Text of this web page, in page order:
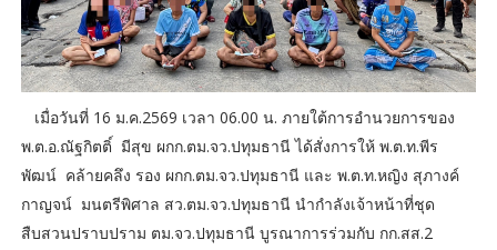
เมื่อวันที่ 16 ม.ค.2569 เวลา 06.00 น. ภายใต้การอำนวยการของ
พ.ต.อ.ณัฐกิตติ์ มีสุข ผกก.ตม.จว.ปทุมธานี ได้สั่งการให้ พ.ต.ท.พีร
พัฒน์ คล้ายคลึง รอง ผกก.ตม.จว.ปทุมธานี และ พ.ต.ท.หญิง สุภางค์
กาญจน์ มนตรีพิศาล สว.ตม.จว.ปทุมธานี นำกำลังเจ้าหน้าที่ชุด
สืบสวนปราบปราม ตม.จว.ปทุมธานี บูรณาการร่วมกับ กก.สส.2